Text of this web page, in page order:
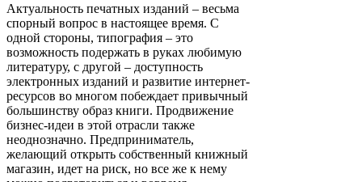
Актуальность печатных изданий – весьма
спорный вопрос в настоящее время. С
одной стороны, типография – это
возможность подержать в руках любимую
литературу, с другой – доступность
электронных изданий и развитие интернет-
ресурсов во многом побеждает привычный
большинству образ книги. Продвижение
бизнес-идеи в этой отрасли также
неоднозначно. Предприниматель,
желающий открыть собственный книжный
магазин, идет на риск, но все же к нему